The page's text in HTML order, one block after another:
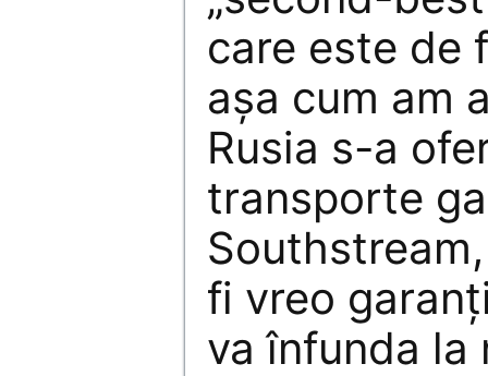
care este de
aşa cum am
Rusia s-a
transporte
fi vreo
va înfunda la